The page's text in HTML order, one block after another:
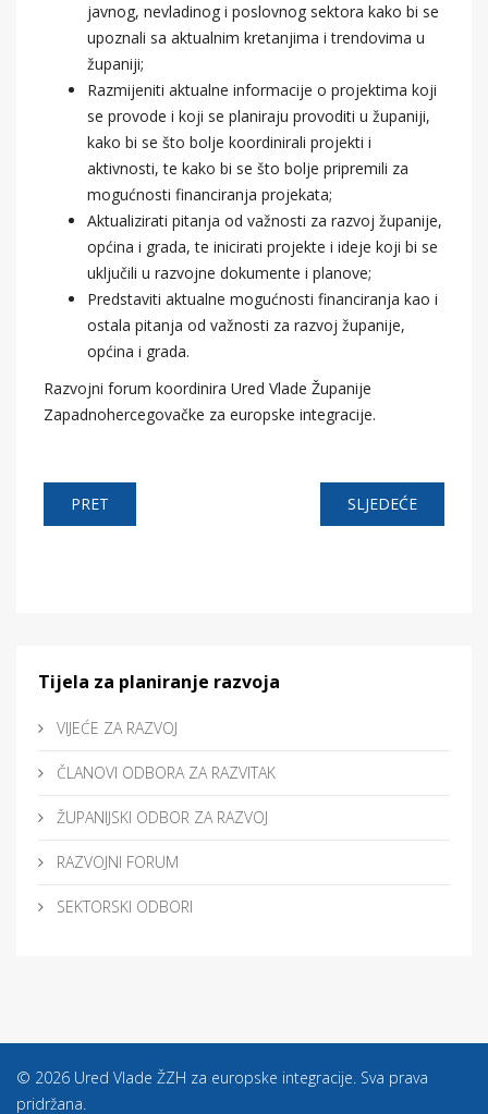
javnog, nevladinog i poslovnog sektora kako bi se
upoznali sa aktualnim kretanjima i trendovima u
županiji;
Razmijeniti aktualne informacije o projektima koji
se provode i koji se planiraju provoditi u županiji,
kako bi se što bolje koordinirali projekti i
aktivnosti, te kako bi se što bolje pripremili za
mogućnosti financiranja projekata;
Aktualizirati pitanja od važnosti za razvoj županije,
općina i grada, te inicirati projekte i ideje koji bi se
uključili u razvojne dokumente i planove;
Predstaviti aktualne mogućnosti financiranja kao i
ostala pitanja od važnosti za razvoj županije,
općina i grada.
Razvojni forum koordinira Ured Vlade Županije
Zapadnohercegovačke za europske integracije.
PRET SLJEDEĆE
Tijela za planiranje razvoja
VIJEĆE ZA RAZVOJ
ČLANOVI ODBORA ZA RAZVITAK
ŽUPANIJSKI ODBOR ZA RAZVOJ
RAZVOJNI FORUM
SEKTORSKI ODBORI
© 2026 Ured Vlade ŽZH za europske integracije. Sva prava
pridržana.